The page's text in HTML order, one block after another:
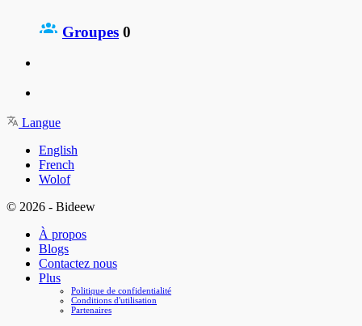
Groupes 0
Langue
English
French
Wolof
© 2026 - Bideew
À propos
Blogs
Contactez nous
Plus
Politique de confidentialité
Conditions d'utilisation
Partenaires